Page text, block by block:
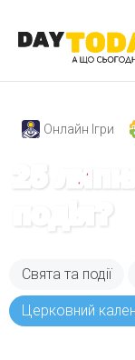
Онлайн Ігри
25
подія?
Свята та події
Церковний